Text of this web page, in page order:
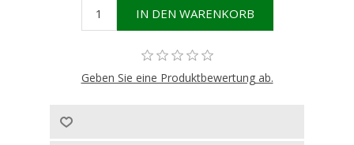
Geben Sie eine Produktbewertung ab.